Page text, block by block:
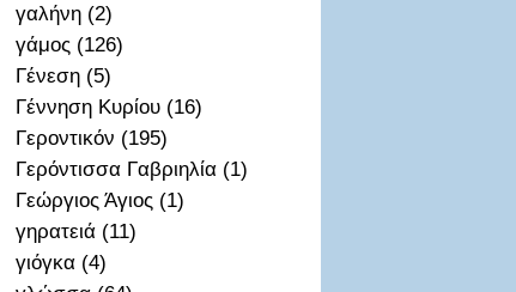
γαλήνη (2)
γάμος (126)
Γένεση (5)
Γέννηση Κυρίου (16)
Γεροντικόν (195)
Γερόντισσα Γαβριηλία (1)
Γεώργιος Άγιος (1)
γηρατειά (11)
γιόγκα (4)